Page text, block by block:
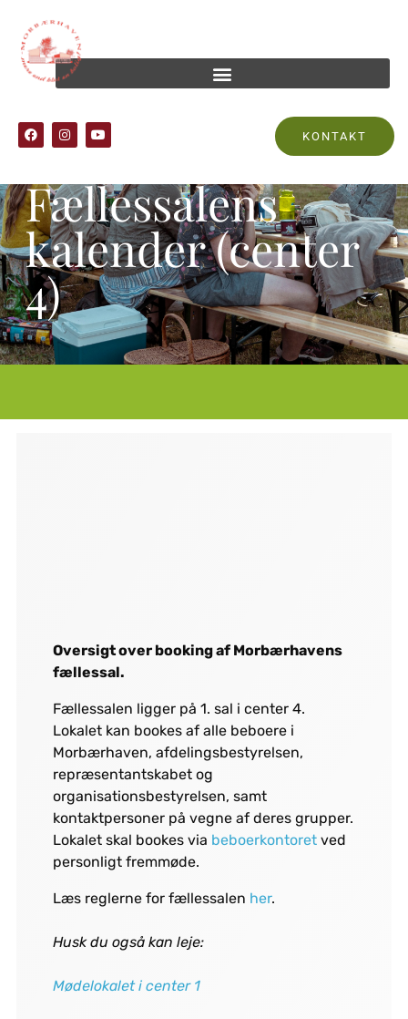
KONTAKT
Fællessalens
kalender (center
4)
Oversigt over booking af Morbærhavens
fællessal.
Fællessalen ligger på 1. sal i center 4.
Lokalet kan bookes af alle beboere i
Morbærhaven, afdelingsbestyrelsen,
repræsentantskabet og
organisationsbestyrelsen, samt
kontaktpersoner på vegne af deres grupper.
Lokalet skal bookes via beboerkontoret ved
personligt fremmøde.
Læs reglerne for fællessalen her.
Husk du også kan leje:
Mødelokalet i center 1